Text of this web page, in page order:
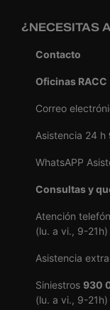
¿NECESITAS
Contacto
Oficinas RACC
Correo
Asistencia 24 h
WhatsAPP
Consultas y
Atención
(lu. a vi., 9-21h)
Asistencia
Siniestros 930
(lu. a vi., 9-21h)